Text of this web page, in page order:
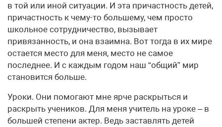
в той или иной ситуации. И эта причастность детей,
причастность к чему-то большему, чем просто
школьное сотрудничество, вызывает
привязанность, и она взаимна. Вот тогда в их мире
остается место для меня, место не самое
последнее. И с каждым годом наш “общий” мир
становится больше.
Уроки. Они помогают мне ярче раскрыться и
раскрыть учеников. Для меня учитель на уроке – в
большей степени актер. Ведь заставлять детей